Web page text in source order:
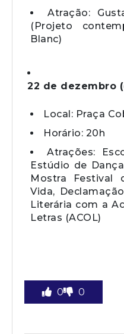
Atração:
(Projeto
Blanc)
22 de dezembro
Local: Praça
Horário: 20h
Atrações:
Estúdio de
Mostra Festival
Vida,
Literária com a
Letras (ACOL)
0 0